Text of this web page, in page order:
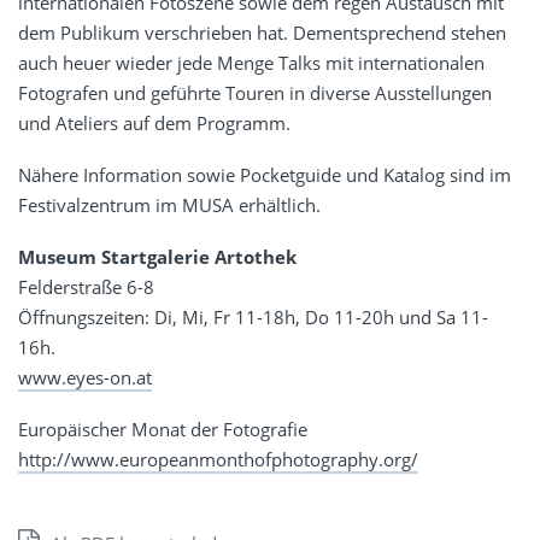
dem Publikum verschrieben hat. Dementsprechend stehen
auch heuer wieder jede Menge Talks mit internationalen
Fotografen und geführte Touren in diverse Ausstellungen
und Ateliers auf dem Programm.
Nähere Information sowie Pocketguide und Katalog sind im
Festivalzentrum im MUSA erhältlich.
Museum Startgalerie Artothek
Felderstraße 6-8
Öffnungszeiten: Di, Mi, Fr 11-18h, Do 11-20h und Sa 11-
16h.
www.eyes-on.at
Europäischer Monat der Fotografie
http://www.europeanmonthofphotography.org/